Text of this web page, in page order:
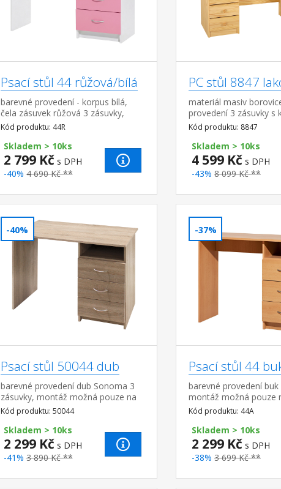
Psací stůl 44 růžová/bílá
barevné provedení - korpus bílá,
čela zásuvek růžová 3 zásuvky,
montáž možná pouze na pravou
stranu
Kód produktu: 44R
Skladem > 10ks
2 799 Kč s DPH
-40% 4 690 Kč **
PC stůl 8847
materiál masiv
provedení 3 zásuvky s
pojezdy, skříňka s
zásuvky (š/h/v) 27,9 ×
cm ...
Kód produktu: 8847
Skladem > 10ks
4 599 Kč s DPH
-43% 8 099 Kč **
-40%
Psací stůl 50044 dub
barevné provedení dub Sonoma 3
zásuvky, montáž možná pouze na
pravou stranu
Kód produktu: 50044
Skladem > 10ks
2 299 Kč s DPH
-41% 3 890 Kč **
-37%
Psací stůl 44
barevné provedení buk
montáž možná pouze
stranu
Kód produktu: 44A
Skladem > 10ks
2 299 Kč s DPH
-38% 3 699 Kč **